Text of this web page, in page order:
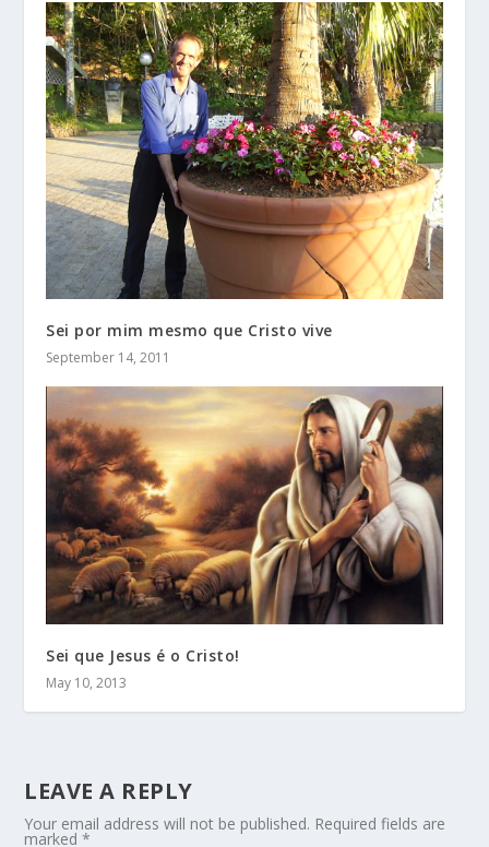
Sei por mim mesmo que Cristo vive
September 14, 2011
Sei que Jesus é o Cristo!
May 10, 2013
LEAVE A REPLY
Your email address will not be published. Required fields are
marked*